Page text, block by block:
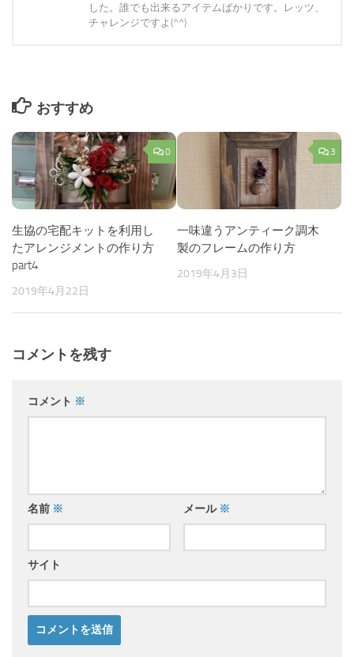
した。誰でも出来るアイテムばかりです。レッツ、
チャレンジですよ(^^)
おすすめ
0
生協の宅配キットを利用し
たアレンジメントの作り方
part4
2019年4月22日
3
一味違うアンティーク調木
製のフレームの作り方
2019年4月3日
コメントを残す
コメント ※
名前 ※ メール ※
サイト